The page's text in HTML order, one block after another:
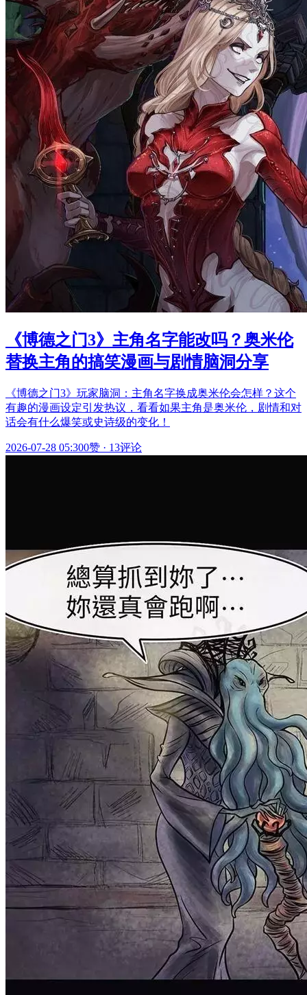
《博德之门3》主角名字能改吗？奥米伦
替换主角的搞笑漫画与剧情脑洞分享
《博德之门3》玩家脑洞：主角名字换成奥米伦会怎样？这个
有趣的漫画设定引发热议，看看如果主角是奥米伦，剧情和对
话会有什么爆笑或史诗级的变化！
2026-07-28 05:300赞 · 13评论